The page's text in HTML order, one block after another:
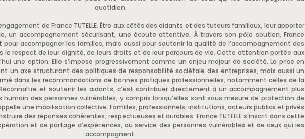
quotidien.
de France TUTELLE. Être aux côtés des aidants et des tuteurs familiaux, leur apporter
un accompagnement sécurisant, une écoute attentive. À travers son pôle soutien, France
pour accompagner les familles, mais aussi pour soutenir la qualité de l’accompagnement des
le respect de leur dignité, de leurs droits et de leur parcours de vie. Cette attention portée aux
une option. Elle s’impose progressivement comme un enjeu majeur de société. La prise en
un axe structurant des politiques de responsabilité sociétale des entreprises, mais aussi un
dans les recommandations de bonnes pratiques professionnelles, notamment celles de la
et soutenir les aidants, c’est contribuer directement à un accompagnement plus
des personnes vulnérables, y compris lorsqu’elles sont sous mesure de protection de
une mobilisation collective. Familles, professionnels, institutions, acteurs publics et privés
des réponses cohérentes, respectueuses et durables. France TUTELLE s’inscrit dans cette
et de partage d’expériences, au service des personnes vulnérables et de ceux qui les
accompagnent.